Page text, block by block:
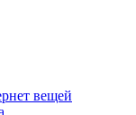
вещей